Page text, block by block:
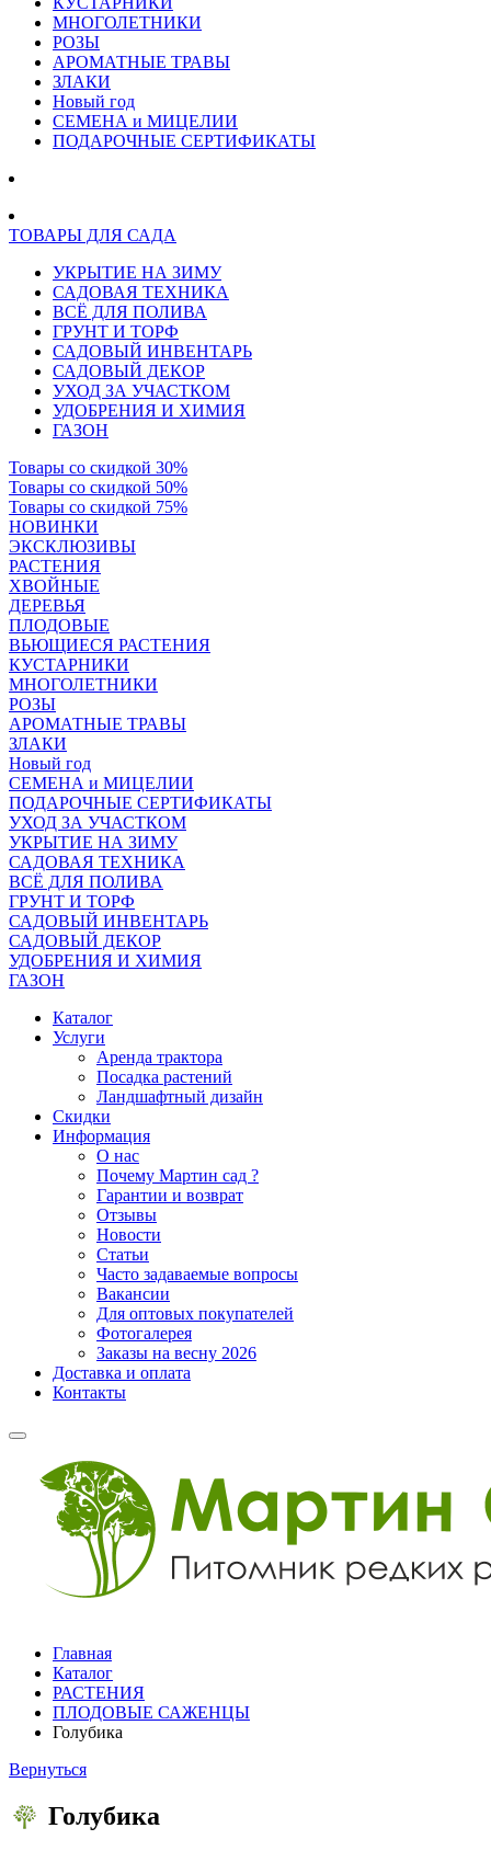
МНОГОЛЕТНИКИ
РОЗЫ
АРОМАТНЫЕ ТРАВЫ
ЗЛАКИ
Новый год
СЕМЕНА и МИЦЕЛИИ
ПОДАРОЧНЫЕ СЕРТИФИКАТЫ
ТОВАРЫ ДЛЯ САДА
УКРЫТИЕ НА ЗИМУ
САДОВАЯ ТЕХНИКА
ВСЁ ДЛЯ ПОЛИВА
ГРУНТ И ТОРФ
САДОВЫЙ ИНВЕНТАРЬ
САДОВЫЙ ДЕКОР
УХОД ЗА УЧАСТКОМ
УДОБРЕНИЯ И ХИМИЯ
ГАЗОН
Товары со скидкой 30%
Товары со скидкой 50%
Товары со скидкой 75%
НОВИНКИ
ЭКСКЛЮЗИВЫ
РАСТЕНИЯ
ХВОЙНЫЕ
ДЕРЕВЬЯ
ПЛОДОВЫЕ
ВЬЮЩИЕСЯ РАСТЕНИЯ
КУСТАРНИКИ
МНОГОЛЕТНИКИ
РОЗЫ
АРОМАТНЫЕ ТРАВЫ
ЗЛАКИ
Новый год
СЕМЕНА и МИЦЕЛИИ
ПОДАРОЧНЫЕ СЕРТИФИКАТЫ
УХОД ЗА УЧАСТКОМ
УКРЫТИЕ НА ЗИМУ
САДОВАЯ ТЕХНИКА
ВСЁ ДЛЯ ПОЛИВА
ГРУНТ И ТОРФ
САДОВЫЙ ИНВЕНТАРЬ
САДОВЫЙ ДЕКОР
УДОБРЕНИЯ И ХИМИЯ
ГАЗОН
Каталог
Услуги
Аренда трактора
Посадка растений
Ландшафтный дизайн
Скидки
Информация
О нас
Почему Мартин сад ?
Гарантии и возврат
Отзывы
Новости
Статьи
Часто задаваемые вопросы
Вакансии
Для оптовых покупателей
Фотогалерея
Заказы на весну 2026
Доставка и оплата
Контакты
Главная
Каталог
РАСТЕНИЯ
ПЛОДОВЫЕ САЖЕНЦЫ
Голубика
Вернуться
Голубика